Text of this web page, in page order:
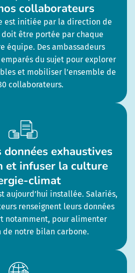
collaborateurs
est initiée par la direction de
doit être portée par chaque
équipe. Des ambassadeurs
du sujet pour explorer
et mobiliser l’ensemble de
collaborateurs.
exhaustives
et infuser la culture
climat
aujourd’hui installée. Salariés,
renseignent leurs données
notamment, pour alimenter
de notre bilan carbone.